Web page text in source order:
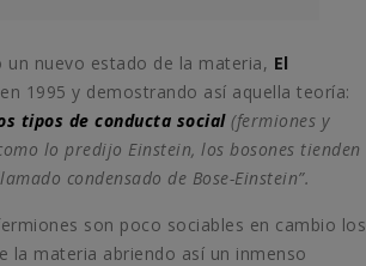
un nuevo estado de la materia, El
1995 y demostrando así aquella teoría:
tipos de conducta social(fermiones y
lo predijo Einstein, los bosones tienden
condensado de Bose-Einstein”.
son poco sociables en cambio los
la materia abriendo así un inmenso